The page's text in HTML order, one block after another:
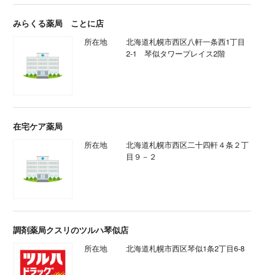
みらくる薬局 ことに店
所在地
北海道札幌市西区八軒一条西1丁目
2-1 琴似タワープレイス2階
在宅ケア薬局
所在地
北海道札幌市西区二十四軒４条２丁
目９－２
調剤薬局クスリのツルハ琴似店
所在地 北海道札幌市西区琴似1条2丁目6-8